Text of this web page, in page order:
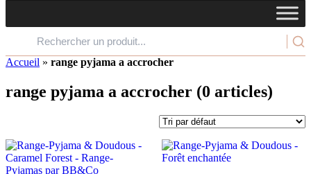
Accueil » range pyjama a accrocher
range pyjama a accrocher (0 articles)